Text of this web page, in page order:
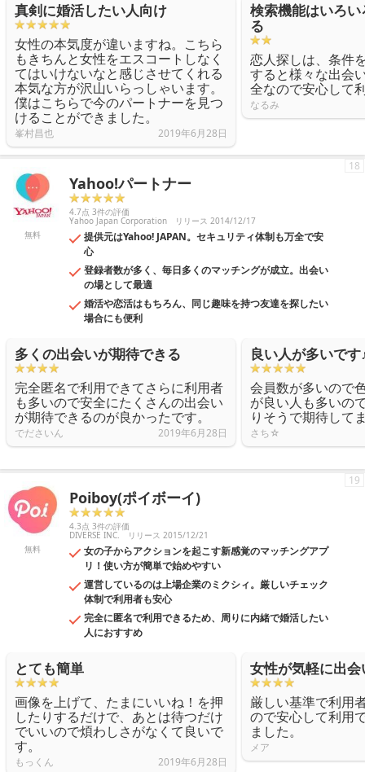
真剣に婚活したい人向け
女性の本気度が違いますね。こちら
もきちんと女性をエスコートしなく
てはいけないなと感じさせてくれる
本気な方が沢山いらっしゃいます。
僕はこちらで今のパートナーを見つ
けることができました。
峯村昌也 2019年6月28日
検索機能はいろ
る
恋人探しは、条件
すると様々な出会
全なので安心して
なるみ
無料
Yahoo!パートナー
4.7点 3件の評価
Yahoo Japan Corporation リリース 2014/12/17
提供元はYahoo! JAPAN。セキュリティ体制も万全で安
心
登録者数が多く、毎日多くのマッチングが成立。出会い
の場として最適
婚活や恋活はもちろん、同じ趣味を持つ友達を探したい
場合にも便利
18
多くの出会いが期待できる
完全匿名で利用できてさらに利用者
も多いので安全にたくさんの出会い
が期待できるのが良かったです。
でださいん 2019年6月28日
良い人が多いです
会員数が多いので
が良い人も多いの
りそうで期待して
さち☆
無料
Poiboy(ポイボーイ)
4.3点 3件の評価
DIVERSE INC. リリース 2015/12/21
女の子からアクションを起こす新感覚のマッチングアプ
リ！使い方が簡単で始めやすい
運営しているのは上場企業のミクシィ。厳しいチェック
体制で利用者も安心
完全に匿名で利用できるため、周りに内緒で婚活したい
人におすすめ
19
とても簡単
画像を上げて、たまにいいね！を押
したりするだけで、あとは待つだけ
でいいので煩わしさがなくて良いで
す。
もっくん 2019年6月28日
女性が気軽に出
厳しい基準で利用
ので安心して利用
ました。
メア